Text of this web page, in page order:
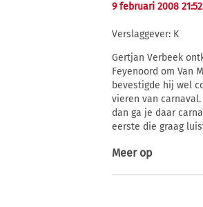
9 februari 2008 21:52
Verslaggever: K
Gertjan Verbeek
Feyenoord om Van
bevestigde hij wel
vieren van
dan ga je daar
eerste die graag
Meer op